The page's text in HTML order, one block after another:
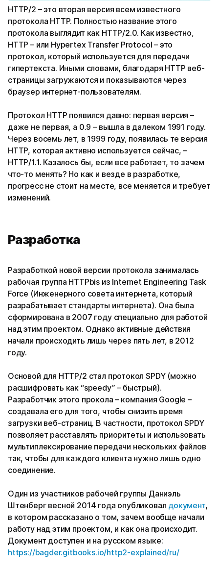
HTTP/2 – это вторая версия всем известного
протокола HTTP. Полностью название этого
протокола выглядит как HTTP/2.0. Как известно,
HTTP – или Hypertex Transfer Protocol – это
протокол, который используется для передачи
гипертекста. Иными словами, благодаря HTTP веб-
страницы загружаются и показываются через
браузер интернет-пользователям.
Протокол HTTP появился давно: первая версия –
даже не первая, а 0.9 – вышла в далеком 1991 году.
Через восемь лет, в 1999 году, появилась те версия
HTTP, которая активно используется сейчас, –
HTTP/1.1. Казалось бы, если все работает, то зачем
что-то менять? Но как и везде в разработке,
прогресс не стоит на месте, все меняется и требует
изменений.
Разработка
Разработкой новой версии протокола занималась
рабочая группа HTTPbis из Internet Engineering Task
Force (Инженерного совета интернета, который
разрабатывает стандарты интернета). Она была
сформирована в 2007 году специально для работой
над этим проектом. Однако активные действия
начали происходить лишь через пять лет, в 2012
году.
Основой для HTTP/2 стал протокол SPDY (можно
расшифровать как “speedy” – быстрый).
Разработчик этого прокола – компания Google –
создавала его для того, чтобы снизить время
загрузки веб-страниц. В частности, протокол SPDY
позволяет расставлять приоритеты и использовать
мультиплексирование передачи нескольких файлов
так, чтобы для каждого клиента нужно лишь одно
соединение.
Один из участников рабочей группы Даниэль
Штенберг весной 2014 года опубликовал документ,
в котором рассказано о том, зачем вообще начали
работу над этим проектом, и как она происходит.
Документ доступен и на русском языке:
https://bagder.gitbooks.io/http2-explained/ru/